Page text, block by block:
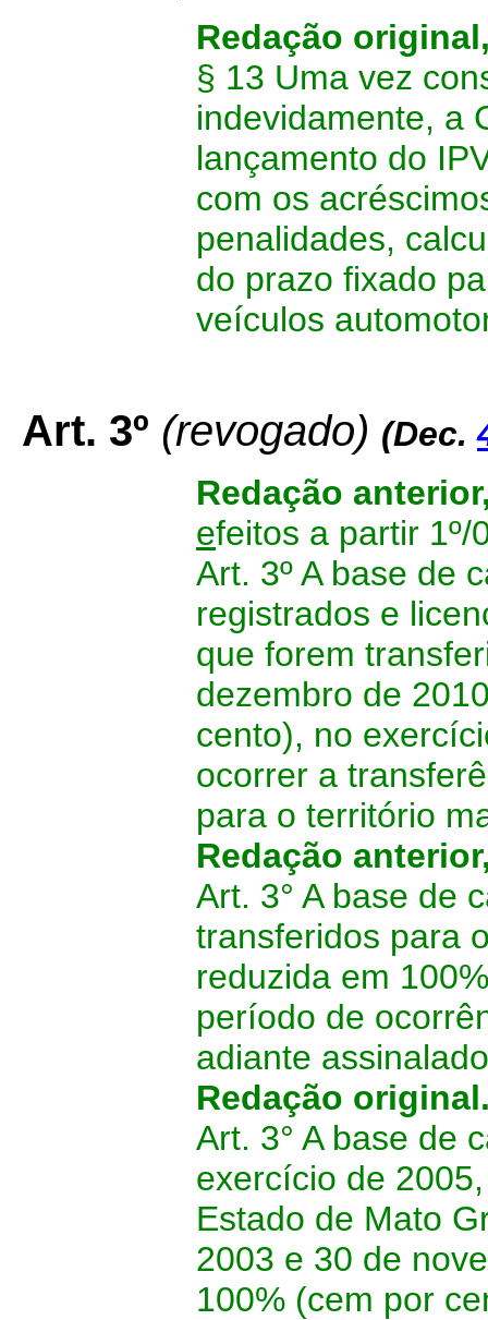
Redação
§ 13 Uma vez
indevidamente, a
lançamento do
com os
penalidades,
do prazo fixado
veículos
Art. 3º (revogado) (Dec.
Redação
efeitos a partir 1º/
Art. 3º A base de
registrados e
que forem
dezembro de
cento), no
ocorrer a
para o território
Redação
Art. 3° A base de
transferidos para
reduzida em
período de
adiante
Redação
Art. 3° A base de
exercício de
Estado de Mato
2003 e 30 de
100% (cem por